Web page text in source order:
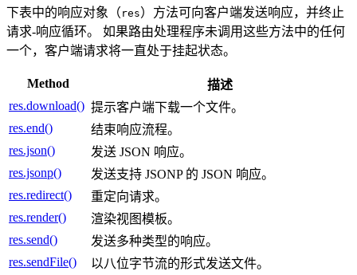
下表中的响应对象（ res）方法可向客户端发送响应，并终止
请求-响应循环。 如果路由处理程序未调用这些方法中的任何
一个，客户端请求将一直处于挂起状态。
Method
描述
res.download() 提示客户端下载一个文件。
res.end()
结束响应流程。
res.json()
发送 JSON 响应。
res.jsonp()
发送支持 JSONP 的 JSON 响应。
res.redirect()
重定向请求。
res.render()
渲染视图模板。
res.send()
发送多种类型的响应。
res.sendFile()
以八位字节流的形式发送文件。